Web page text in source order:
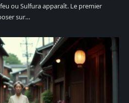
ou Sulfura apparaît. Le premier
sur…